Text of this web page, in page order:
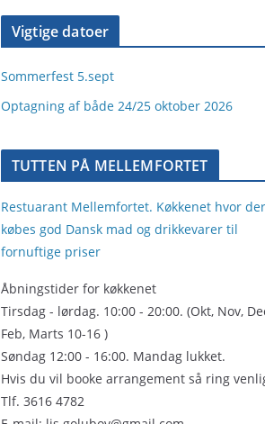
Vigtige datoer
Sommerfest 5.sept
Optagning af både 24/25 oktober 2026
TUTTEN PÅ MELLEMFORTET
Restuarant Mellemfortet. Køkkenet hvor
købes god Dansk mad og drikkevarer til
fornuftige priser
Åbningstider for køkkenet
Tirsdag - lørdag. 10:00 - 20:00. (Okt, Nov,
Feb, Marts 10-16 )
Søndag 12:00 - 16:00. Mandag lukket.
Hvis du vil booke arrangement så ring
Tlf. 3616 4782